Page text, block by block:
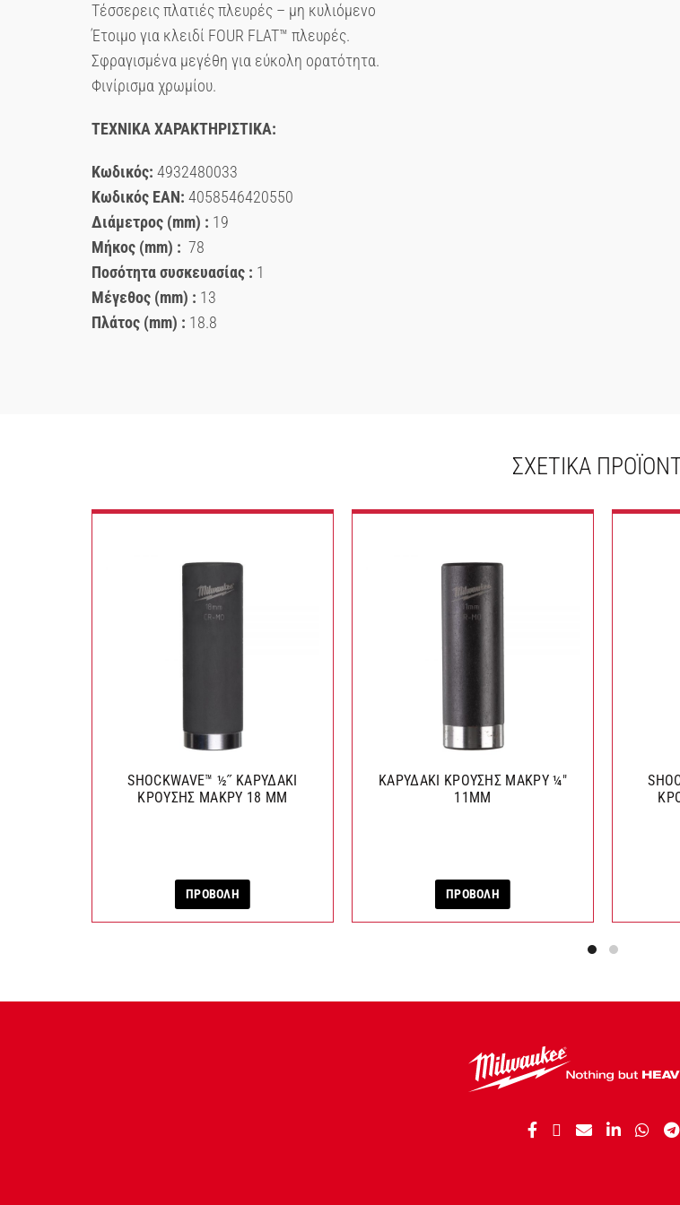
Τέσσερεις πλατιές πλευρές – μη κυλιόμενο
Έτοιμο για κλειδί FOUR FLAT™ πλευρές.
Σφραγισμένα μεγέθη για εύκολη ορατότητα.
Φινίρισμα χρωμίου.
ΤΕΧΝΙΚΑ ΧΑΡΑΚΤΗΡΙΣΤΙΚΑ:
Κωδικός: 4932480033
Κωδικός ΕΑΝ: 4058546420550
Διάμετρος (mm) : 19
Μήκος (mm) : 78
Ποσότητα συσκευασίας : 1
Μέγεθος (mm) : 13
Πλάτος (mm) : 18.8
ΣΧΕΤΙΚΆ
SHOCKWAVE™ ½˝ ΚΑΡΥΔΑΚΙ
ΚΡΟΥΣΗΣ ΜΑΚΡΥ 18 MM
ΠΡΟΒΟΛΗ
ΚΑΡΥΔΑΚΙ ΚΡΟΥΣΗΣ ΜΑΚΡΥ ¼″
11MM
ΠΡΟΒΟΛΗ